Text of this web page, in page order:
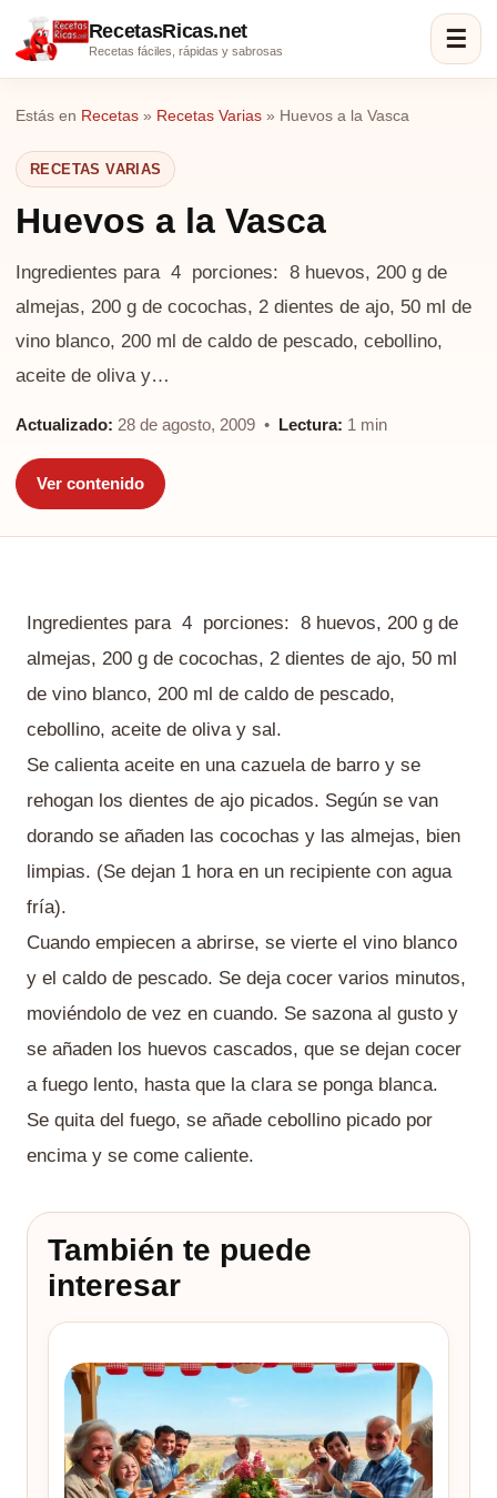
RecetasRicas.net
Recetas fáciles, rápidas y sabrosas ☰
Estás en Recetas » Recetas Varias » Huevos a la Vasca
RECETAS VARIAS
Huevos a la Vasca
Ingredientes para 4 porciones: 8 huevos, 200 g de
almejas, 200 g de cocochas, 2 dientes de ajo, 50 ml de
vino blanco, 200 ml de caldo de pescado, cebollino,
aceite de oliva y…
Actualizado: 28 de agosto, 2009 • Lectura: 1 min
Ver contenido
Ingredientes para 4 porciones: 8 huevos, 200 g de
almejas, 200 g de cocochas, 2 dientes de ajo, 50 ml
de vino blanco, 200 ml de caldo de pescado,
cebollino, aceite de oliva y sal.
Se calienta aceite en una cazuela de barro y se
rehogan los dientes de ajo picados. Según se van
dorando se añaden las cocochas y las almejas, bien
limpias. (Se dejan 1 hora en un recipiente con agua
fría).
Cuando empiecen a abrirse, se vierte el vino blanco
y el caldo de pescado. Se deja cocer varios minutos,
moviéndolo de vez en cuando. Se sazona al gusto y
se añaden los huevos cascados, que se dejan cocer
a fuego lento, hasta que la clara se ponga blanca.
Se quita del fuego, se añade cebollino picado por
encima y se come caliente.
También te puede
interesar